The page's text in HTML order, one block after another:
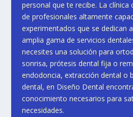
personal que te recibe. La clínica
de profesionales altamente
experimentados que se dedican
amplia gama de servicios
necesites una solución para
sonrisa, prótesis dental fija o
endodoncia, extracción dental o
dental, en Diseño Dental
conocimiento necesarios para
necesidades.